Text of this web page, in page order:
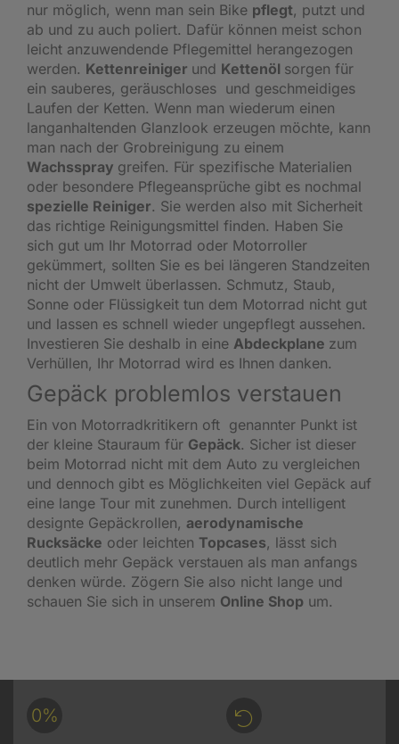
nur möglich, wenn man sein Bike pflegt, putzt und
ab und zu auch poliert. Dafür können meist schon
leicht anzuwendende Pflegemittel herangezogen
werden. Kettenreiniger und Kettenöl sorgen für
ein sauberes, geräuschloses und geschmeidiges
Laufen der Ketten. Wenn man wiederum einen
langanhaltenden Glanzlook erzeugen möchte, kann
man nach der Grobreinigung zu einem
Wachsspray greifen. Für spezifische Materialien
oder besondere Pflegeansprüche gibt es nochmal
spezielle Reiniger. Sie werden also mit Sicherheit
das richtige Reinigungsmittel finden. Haben Sie
sich gut um Ihr Motorrad oder Motorroller
gekümmert, sollten Sie es bei längeren Standzeiten
nicht der Umwelt überlassen. Schmutz, Staub,
Sonne oder Flüssigkeit tun dem Motorrad nicht gut
und lassen es schnell wieder ungepflegt aussehen.
Investieren Sie deshalb in eine Abdeckplane zum
Verhüllen, Ihr Motorrad wird es Ihnen danken.
Gepäck problemlos verstauen
Ein von Motorradkritikern oft genannter Punkt ist
der kleine Stauraum für Gepäck. Sicher ist dieser
beim Motorrad nicht mit dem Auto zu vergleichen
und dennoch gibt es Möglichkeiten viel Gepäck auf
eine lange Tour mit zunehmen. Durch intelligent
designte Gepäckrollen, aerodynamische
Rucksäcke oder leichten Topcases, lässt sich
deutlich mehr Gepäck verstauen als man anfangs
denken würde. Zögern Sie also nicht lange und
schauen Sie sich in unserem Online Shop um.
0%